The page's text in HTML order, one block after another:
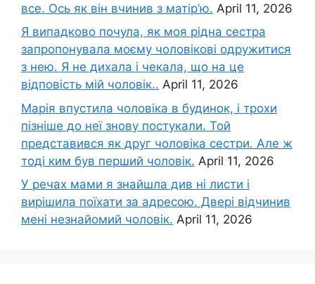
все. Ось як він вчинив з матір’ю. April 11, 2026
Я випадково почула, як моя рідна сестра
запропонувала моєму чоловікові одружитися
з нею. Я не дихала і чекала, що на це
відповість мій чоловік.. April 11, 2026
Марія впустила чоловіка в будинок, і трохи
пізніше до неї знову постукали. Той
представився як друг чоловіка сестри. Але ж
тоді ким був перший чоловік. April 11, 2026
У речах мами я знайшла див ні листи і
вирішила поїхати за адресою. Двері відчинив
мені незнайомий чоловік. April 11, 2026